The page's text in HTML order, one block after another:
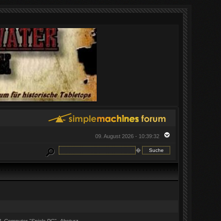
09. August 2026 - 10:39:32
�